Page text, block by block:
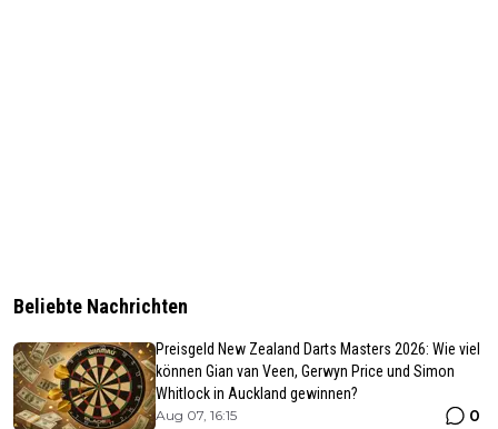
Beliebte Nachrichten
Preisgeld New Zealand Darts Masters 2026: Wie viel
können Gian van Veen, Gerwyn Price und Simon
Whitlock in Auckland gewinnen?
Aug 07, 16:15 0